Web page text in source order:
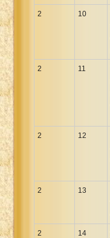
2 10
2 11
2 12
2 13
2 14